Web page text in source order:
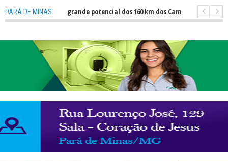
PARÁ DE MINAS
Atletas revelam grande potencial dos 160 km dos Caminhos do Padre